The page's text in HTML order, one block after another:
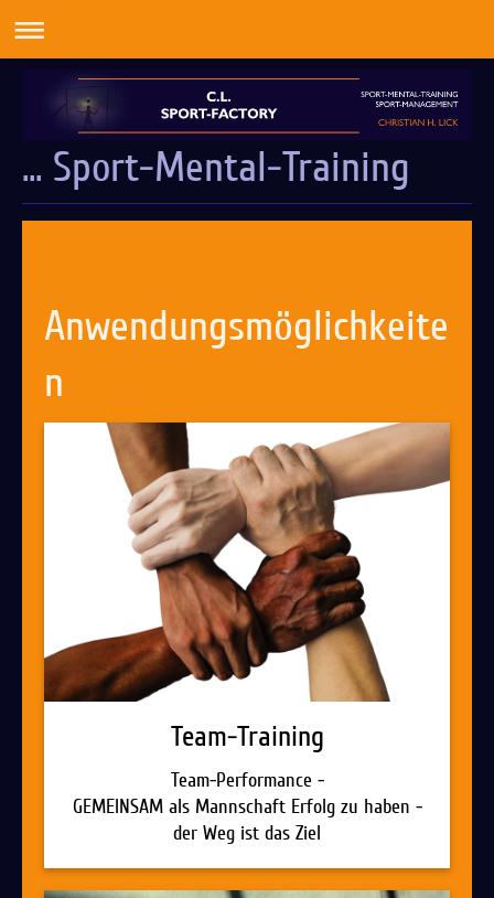
... Sport-Mental-Training
Anwendungsmöglichkeite
n
Team-Training
Team-Performance -
GEMEINSAM als Mannschaft Erfolg zu haben -
der Weg ist das Ziel